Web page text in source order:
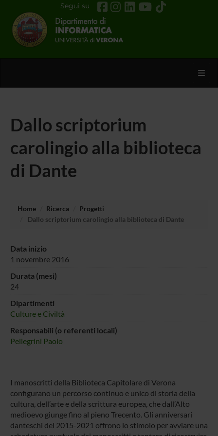
Segui su
Dallo scriptorium
carolingio alla biblioteca
di Dante
Home Ricerca
Progetti
Dallo scriptorium carolingio alla biblioteca di Dante
Data inizio
1 novembre 2016
Durata (mesi)
24
Dipartimenti
Culture e Civiltà
Responsabili (o referenti locali)
Pellegrini Paolo
I manoscritti della Biblioteca Capitolare di Verona
configurano un percorso continuo e unico di storia della
cultura, dell’arte e della scrittura europea, che dall’Alto
medioevo giunge fino al pieno Trecento. Gli anniversari
danteschi del 2015-2021 offrono lo stimolo per avviare una